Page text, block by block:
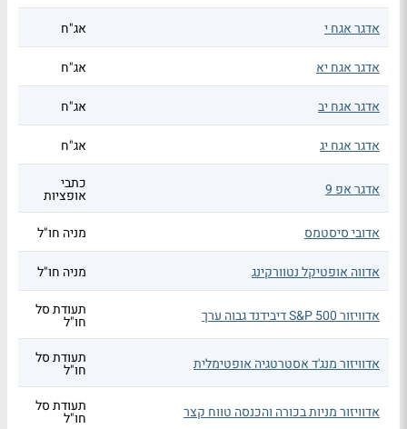
אדגר אגח י אג"ח
אדגר אגח יא אג"ח
אדגר אגח יב אג"ח
אדגר אגח יג אג"ח
אדגר אפ 9 כתבי
אופציות
אדובי סיסטמס
מניה חו"ל
אדווה אופטיקל נטוורקינג מניה חו"ל
אדוויזור S&P 500 דיבידנד גבוה ערך תעודת סל
חו"ל
אדוויזור מנג'ד אסטרטגיה אופטימלית תעודת סל
חו"ל
אדוויזור מניות בכורה והכנסה טווח קצר תעודת סל
חו"ל